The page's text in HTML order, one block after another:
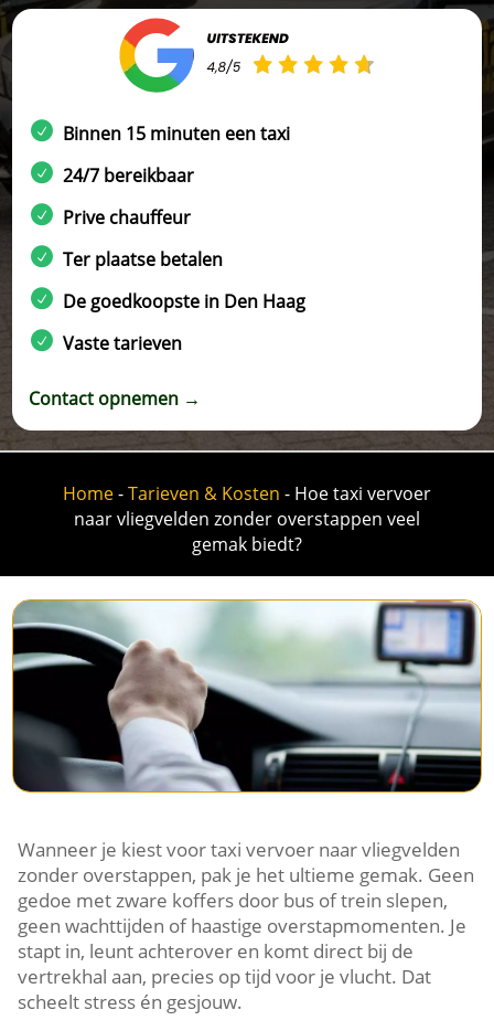
Binnen 15 minuten een taxi
24/7 bereikbaar
Prive chauffeur
Ter plaatse betalen
De goedkoopste in Den Haag
Vaste tarieven
Contact opnemen →
Home-Tarieven & Kosten - Hoe taxi vervoer
naar vliegvelden zonder overstappen veel
gemak biedt?
Wanneer je kiest voor taxi vervoer naar vliegvelden
zonder overstappen, pak je het ultieme gemak. Geen
gedoe met zware koffers door bus of trein slepen,
geen wachttijden of haastige overstapmomenten. Je
stapt in, leunt achterover en komt direct bij de
vertrekhal aan, precies op tijd voor je vlucht. Dat
scheelt stress én gesjouw.